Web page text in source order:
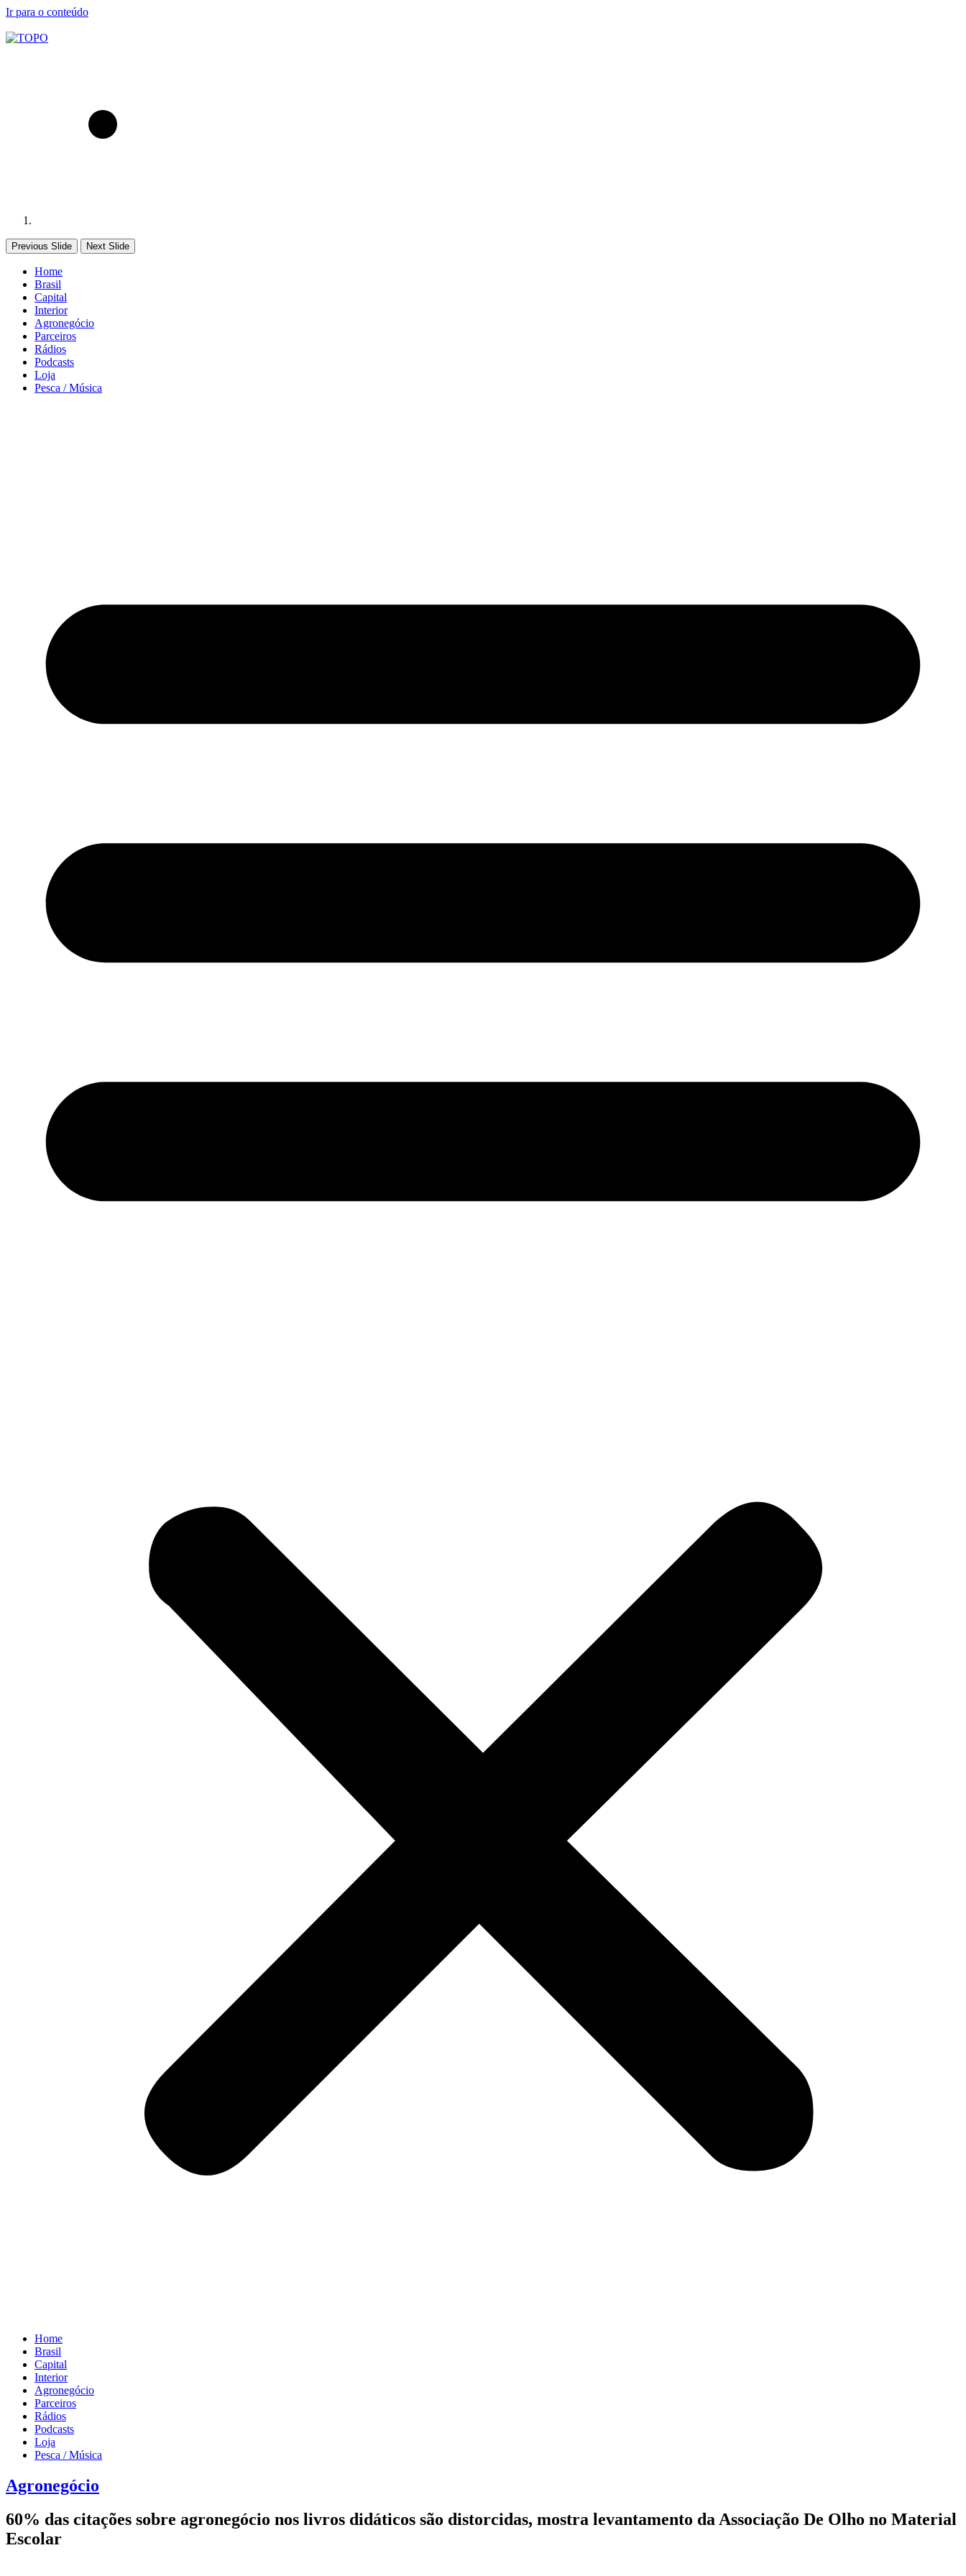
Ir para o conteúdo
Previous Slide Next Slide
Home
Brasil
Capital
Interior
Agronegócio
Parceiros
Rádios
Podcasts
Loja
Pesca / Música
Home
Brasil
Capital
Interior
Agronegócio
Parceiros
Rádios
Podcasts
Loja
Pesca / Música
Agronegócio
60% das citações sobre agronegócio nos livros didáticos são distorcidas, mostra levantamento da Associação De Olho no Material
Escolar